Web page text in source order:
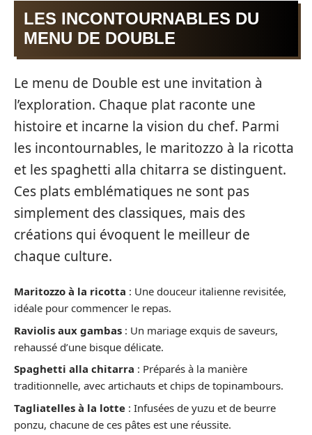
LES INCONTOURNABLES DU
MENU DE DOUBLE
Le menu de Double est une invitation à
l’exploration. Chaque plat raconte une
histoire et incarne la vision du chef. Parmi
les incontournables, le maritozzo à la ricotta
et les spaghetti alla chitarra se distinguent.
Ces plats emblématiques ne sont pas
simplement des classiques, mais des
créations qui évoquent le meilleur de
chaque culture.
Maritozzo à la ricotta : Une douceur italienne revisitée,
idéale pour commencer le repas.
Raviolis aux gambas : Un mariage exquis de saveurs,
rehaussé d’une bisque délicate.
Spaghetti alla chitarra : Préparés à la manière
traditionnelle, avec artichauts et chips de topinambours.
Tagliatelles à la lotte : Infusées de yuzu et de beurre
ponzu, chacune de ces pâtes est une réussite.